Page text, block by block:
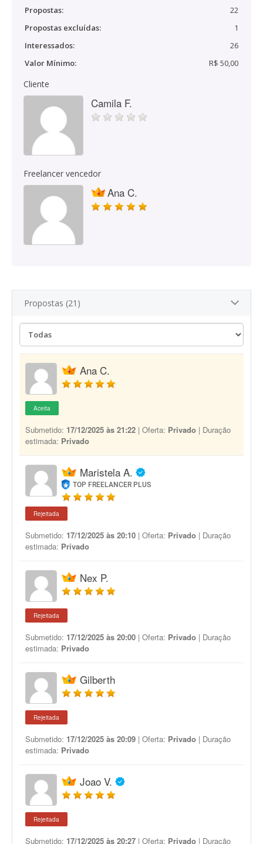
Propostas:
22
Propostas excluídas:
1
Interessados:
26
Valor Mínimo:
R$ 50,00
Cliente
Camila F.
Freelancer vencedor
Ana C.
Propostas (21)
Ana C.
Aceita
Submetido: 17/12/2025 às 21:22 | Oferta: Privado | Duração
estimada: Privado
Maristela A.
TOP FREELANCER PLUS
Rejeitada
Submetido: 17/12/2025 às 20:10 | Oferta: Privado | Duração
estimada: Privado
Nex P.
Rejeitada
Submetido: 17/12/2025 às 20:00 | Oferta: Privado | Duração
estimada: Privado
Gilberth
Rejeitada
Submetido: 17/12/2025 às 20:09 | Oferta: Privado | Duração
estimada: Privado
Joao V.
Rejeitada
Submetido: 17/12/2025 às 20:27 | Oferta: Privado | Duração